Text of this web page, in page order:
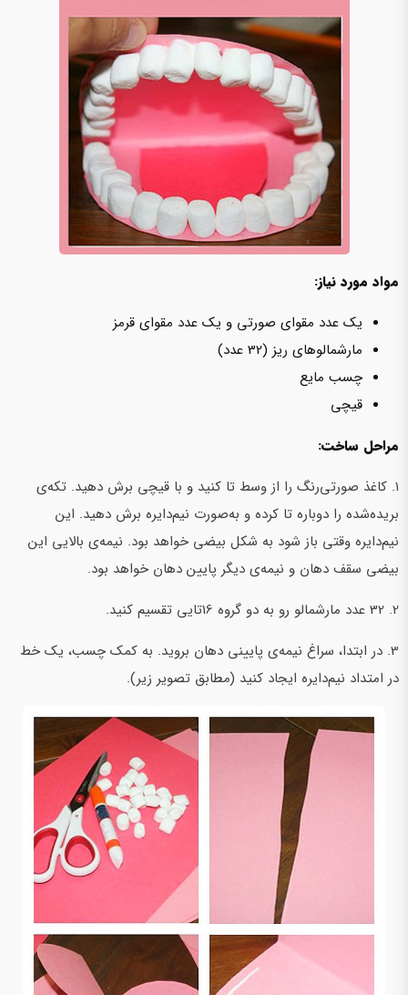
مواد مورد نیاز:
یک عدد مقوای صورتی و یک عدد مقوای قرمز
مارشمالوهای ریز (32 عدد)
چسب مایع
قیچی
مراحل ساخت:
1. کاغذ صورتی‌رنگ را از وسط تا کنید و با قیچی برش دهید. تکه‌ی
بریده‌شده را دوباره تا کرده و به‌صورت نیم‌دایره برش دهید. این
نیم‌دایره وقتی باز شود به شکل بیضی خواهد بود. نیمه‌ی بالایی این
بیضی سقف دهان و نیمه‌ی دیگر پایین دهان خواهد بود.
2. 32 عدد مارشمالو رو به دو گروه 16تایی تقسیم کنید.
3. در ابتدا، سراغ نیمه‌ی پایینی دهان بروید. به کمک چسب، یک خط
در امتداد نیم‌دایره ایجاد کنید (مطابق تصویر زیر).